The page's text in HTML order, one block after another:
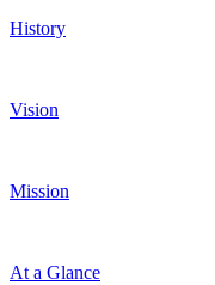
History
Vision
Mission
At a Glance